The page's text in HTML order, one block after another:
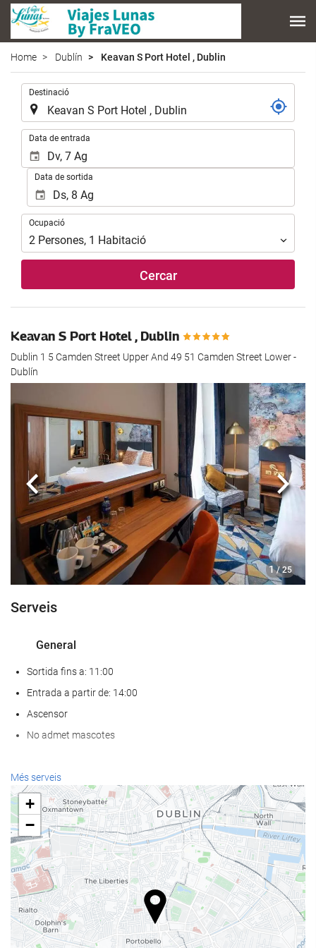
Home Dublín Keavan S Port Hotel , Dublin
Destinació
Data de entrada
Data de sortida
Ocupació
Ocupació
2 Persones, 1 Habitació
Cercar
Keavan S Port Hotel , Dublin
Dublin 1 5 Camden Street Upper And 49 51 Camden Street Lower -
Dublín
1 / 25
Anterior
Serveis
General
Sortida fins a: 11:00
Entrada a partir de: 14:00
Ascensor
No admet mascotes
Serveis de recepci?
Recepció 24 hores
Guardaequipatges
Menjar i beguda
Restaurant a la carta
Bar
Internet
Més serveis
+
−